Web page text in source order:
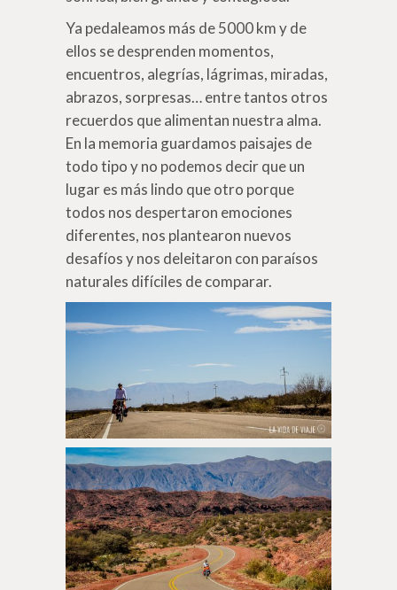
Ya pedaleamos más de 5000 kmy de
ellos se desprenden momentos,
encuentros, alegrías, lágrimas, miradas,
abrazos, sorpresas… entre tantos otros
recuerdos que alimentan nuestra alma.
En la memoria guardamos paisajes de
todo tipo y no podemos decir que un
lugar es más lindo que otro porque
todos nos despertaron emociones
diferentes, nos plantearon nuevos
desafíos y nos deleitaron con paraísos
naturales difíciles de comparar.